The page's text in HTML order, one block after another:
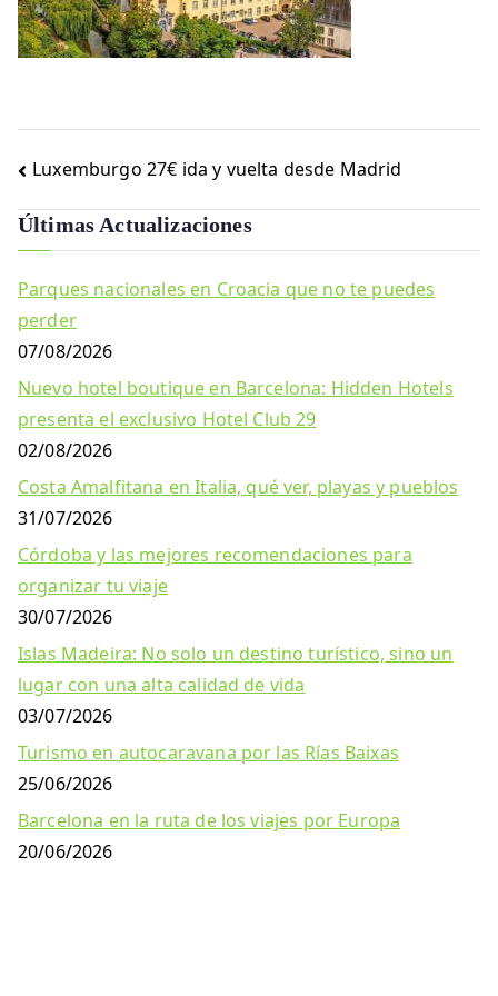
Navegación
de
entradas
Luxemburgo 27€ ida y vuelta desde Madrid
Últimas Actualizaciones
Parques nacionales en Croacia que no te puedes
perder
07/08/2026
Nuevo hotel boutique en Barcelona: Hidden Hotels
presenta el exclusivo Hotel Club 29
02/08/2026
Costa Amalfitana en Italia, qué ver, playas y pueblos
31/07/2026
Córdoba y las mejores recomendaciones para
organizar tu viaje
30/07/2026
Islas Madeira: No solo un destino turístico, sino un
lugar con una alta calidad de vida
03/07/2026
Turismo en autocaravana por las Rías Baixas
25/06/2026
Barcelona en la ruta de los viajes por Europa
20/06/2026